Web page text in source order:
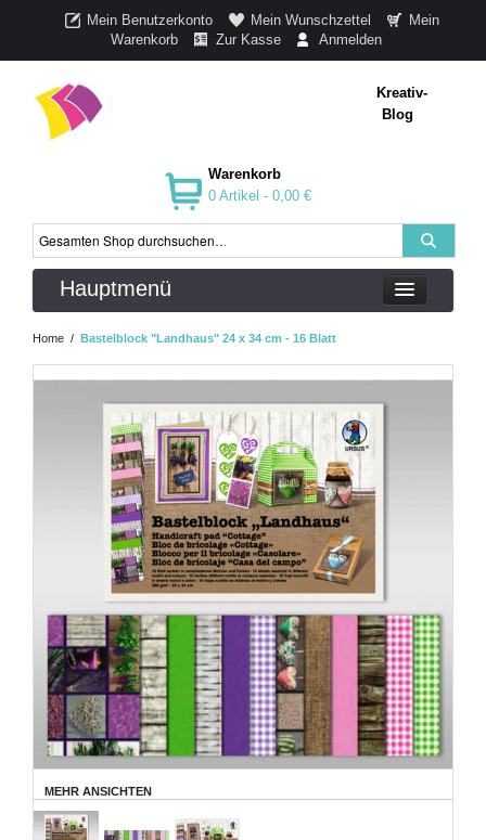
Mein Benutzerkonto Mein Wunschzettel
Mein
Warenkorb
Zur Kasse Anmelden
Kreativ-
Blog
Warenkorb
0 Artikel - 0,00 €
Hauptmenü
Home / Bastelblock "Landhaus" 24 x 34 cm - 16 Blatt
MEHR ANSICHTEN